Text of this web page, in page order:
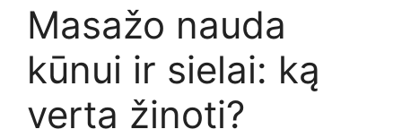
Masažo nauda
kūnui ir sielai: ką
verta žinoti?